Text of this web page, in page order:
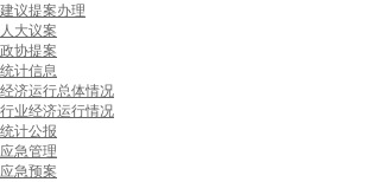
建议提案办理
人大议案
政协提案
统计信息
经济运行总体情况
行业经济运行情况
统计公报
应急管理
应急预案